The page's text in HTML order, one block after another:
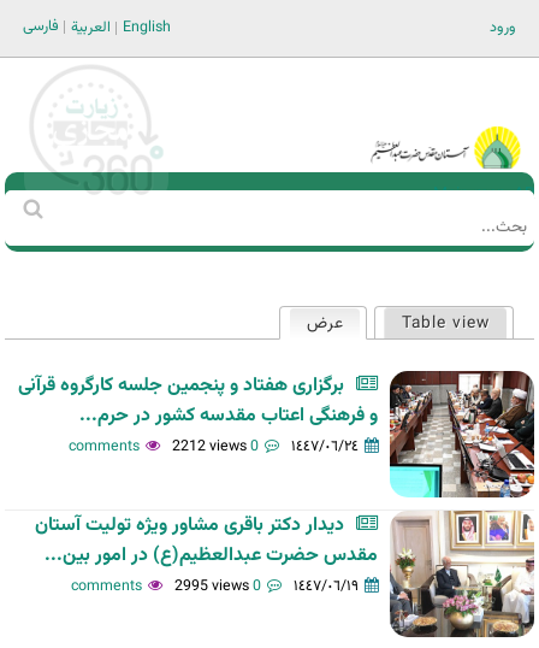
ورود فارسی العربية English
Main men-AR
استمارة
‏
الأساسية
Table view عرض
برگزاری هفتاد و پنجمین جلسه کارگروه قرآنی
و فرهنگی اعتاب مقدسه کشور در حرم...
١٤٤٧/٠٦/٢٤ 0 comments
2212 views
دیدار دکتر باقری مشاور ویژه تولیت آستان
مقدس حضرت عبدالعظیم(ع) در امور بین...
١٤٤٧/٠٦/١٩ 0 comments
2995 views